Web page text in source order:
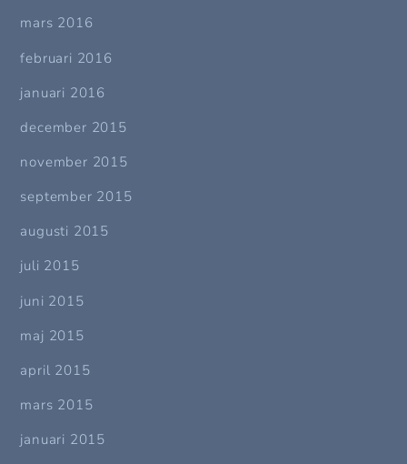
mars 2016
februari 2016
januari 2016
december 2015
november 2015
september 2015
augusti 2015
juli 2015
juni 2015
maj 2015
april 2015
mars 2015
januari 2015